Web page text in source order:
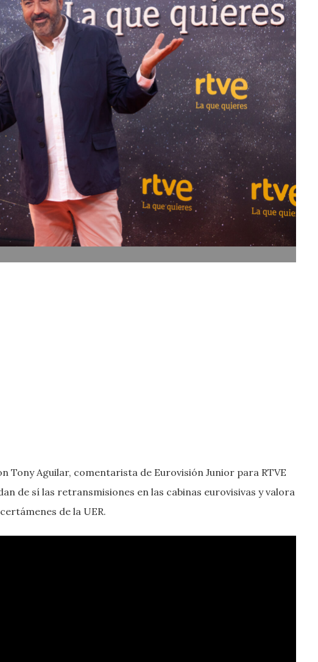
Tony Aguilar, comentarista de Eurovisión Junior para RTVE
de sí las retransmisiones en las cabinas eurovisivas y valora
de la UER.